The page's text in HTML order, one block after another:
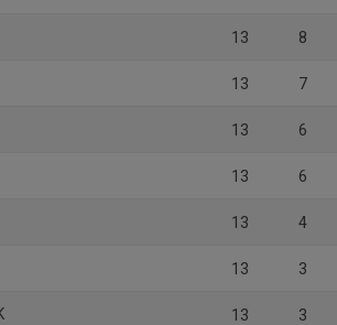
13 8
13 7
13 6
13 6
13 4
13 3
13 3